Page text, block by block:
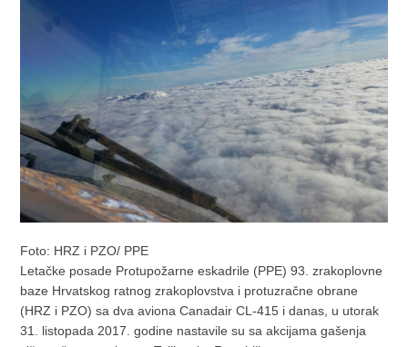
Foto: HRZ i PZO/ PPE
Letačke posade Protupožarne eskadrile (PPE) 93. zrakoplovne
baze Hrvatskog ratnog zrakoplovstva i protuzračne obrane
(HRZ i PZO) sa dva aviona Canadair CL-415 i danas, u utorak
31. listopada 2017. godine nastavile su sa akcijama gašenja